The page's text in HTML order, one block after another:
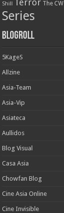
Shill The CW
Series
Blogroll
5KageS
Allzine
Asia-Team
Asia-Vip
Asiateca
Aullidos
Blog Visual
Casa Asia
Chowfan Blog
Cine Asia Online
Cine Invisible